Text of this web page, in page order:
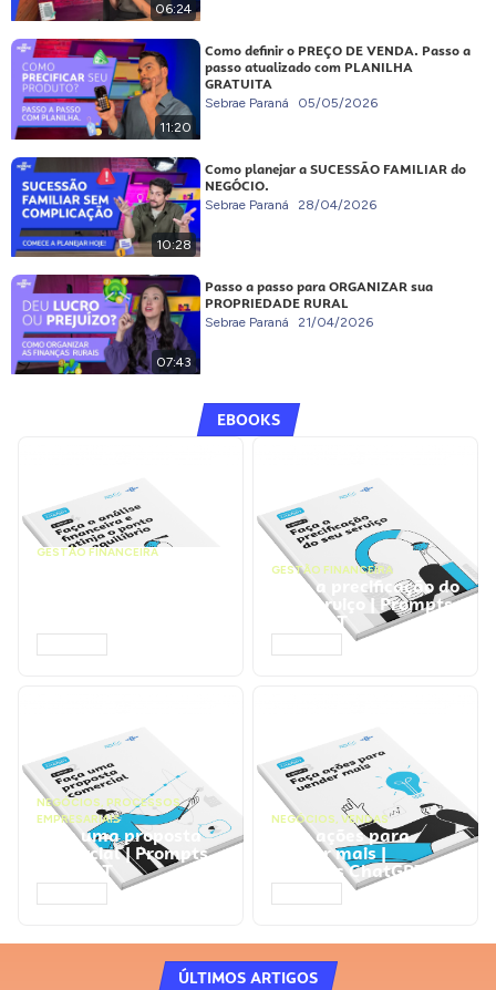
06:24
11:20
Como definir o PREÇO DE VENDA. Passo a
passo atualizado com PLANILHA
GRATUITA
Sebrae Paraná 05/05/2026
10:28
Como planejar a SUCESSÃO FAMILIAR do
NEGÓCIO.
Sebrae Paraná 28/04/2026
07:43
Passo a passo para ORGANIZAR sua
PROPRIEDADE RURAL
Sebrae Paraná 21/04/2026
EBOOKS
GESTÃO FINANCEIRA
GESTÃO FINANCEIRA
Faça a precificação do
seu serviço | Prompts
ChatGPT
NEGÓCIOS, PROCESSOS
EMPRESARIAIS
Faça uma proposta
comercial | Prompts
ChatGPT
NEGÓCIOS, VENDAS
Faça ações para
vender mais |
Prompts ChatGPT
ÚLTIMOS ARTIGOS